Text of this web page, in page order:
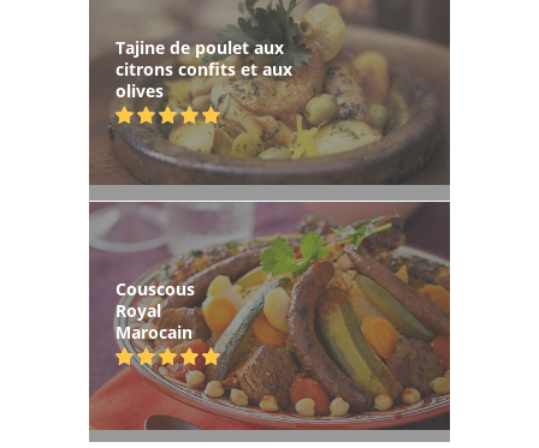
Tajine de poulet aux
citrons confits et aux
olives
Couscous
Royal
Marocain